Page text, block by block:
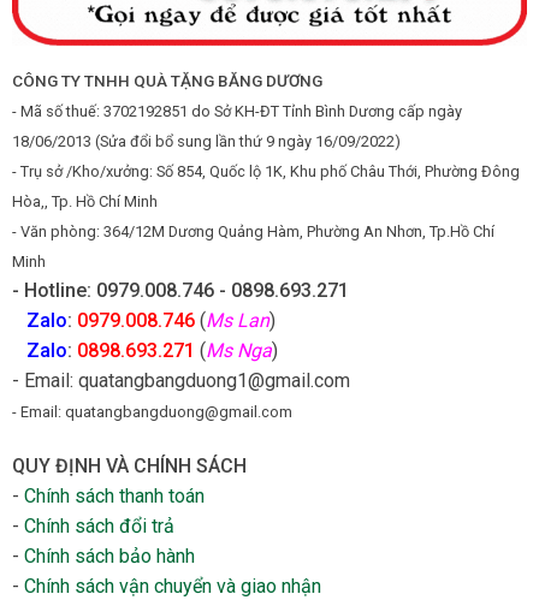
CÔNG TY TNHH QUÀ TẶNG BĂNG DƯƠNG
- Mã số thuế: 3702192851 do Sở KH-ĐT Tỉnh Bình Dương cấp ngày
18/06/2013 (Sửa đổi bổ sung lần thứ 9 ngày 16/09/2022)
- Trụ sở /Kho/xưởng: Số 854, Quốc lộ 1K, Khu phố Châu Thới, Phường Đông
Hòa,, Tp. Hồ Chí Minh
- Văn phòng: 364/12M Dương Quảng Hàm, Phường An Nhơn, Tp.Hồ Chí
Minh
- Hotline: 0979.008.746 - 0898.693.271
Zalo: 0979.008.746 (Ms Lan)
Zalo: 0898.693.271 (Ms Nga)
- Email: quatangbangduong1@gmail.com
- Email: quatangbangduong@gmail.com
QUY ĐỊNH VÀ CHÍNH SÁCH
- Chính sách thanh toán
- Chính sách đổi trả
- Chính sách bảo hành
- Chính sách vận chuyển và giao nhận